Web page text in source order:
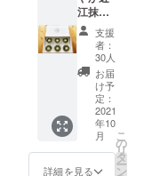
チor
ディ
ナーに
ご来店
の方に
は、
ファー
ストド
リンク
を半額
にさせ
ていた
★ ・ア
ミュー
ズ ・海
の幸の
サラダ
仕立て
野菜の
エス
プーマ
とキャ
ビア添
は、お
電話で
お伺い
いたし
ます。
発送の
準備が
整いま
した
ら、お
届け日
をメー
特別に
ご用意
させて
いただ
きま
す。 ご
希望が
ありま
した
ら、
バース
デーソ
を付け
て1箱
感謝の
気持ち
いっぱ
いのお
礼の手
紙を添
えて
クール
冷凍便
で発送
江抹茶
のク
レーム
ブリュ
レ 1個
75g 6
個入り
をス
プーン
を付け
て1箱と
御食事
支援
者：
30人
お届
け予
定：
2021
年10
月
詳細を見る
こ
の
リ
タ
ー
ン